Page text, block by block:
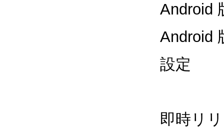
Android
Android
設定
即時リ